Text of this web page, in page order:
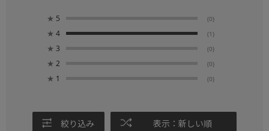
★ 5 (0)
★ 4 (1)
★ 3 (0)
★ 2 (0)
★ 1 (0)
絞り込み 表示：新しい順